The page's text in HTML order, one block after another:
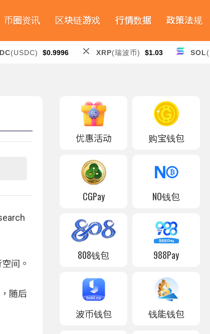
币圈资讯 区块链游戏 行情数据 政策法规
(USDC) $0.9996 XRP(瑞波币) $1.03 SOL
间。
随后
优惠活动 购宝钱包
CGPay NO钱包
808钱包 988Pay
波币钱包 钱能钱包